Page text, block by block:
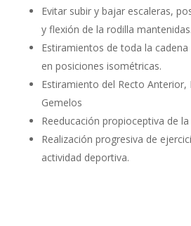
Evitar subir y bajar escaleras,
y flexión de la rodilla mantenidas.
Estiramientos de toda la
en posiciones isométricas.
Estiramiento del Recto Anterior,
Gemelos
Reeducación propioceptiva de la
Realización progresiva de
actividad deportiva.